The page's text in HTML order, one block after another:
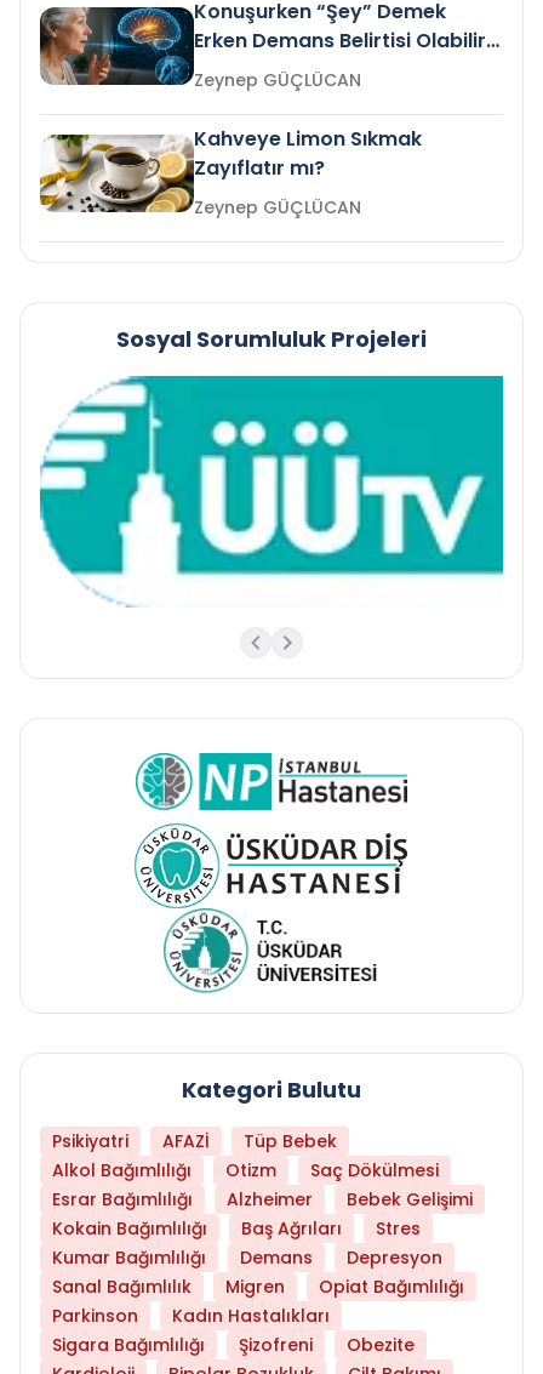
Konuşurken “Şey” Demek
Erken Demans Belirtisi Olabilir
mi?
Zeynep GÜÇLÜCAN
Kahveye Limon Sıkmak
Zayıflatır mı?
Zeynep GÜÇLÜCAN
Sosyal Sorumluluk Projeleri
Kategori Bulutu
Psikiyatri AFAZİ
Tüp Bebek
Alkol Bağımlılığı
Otizm
Saç Dökülmesi
Esrar Bağımlılığı
Alzheimer
Bebek Gelişimi
Kokain Bağımlılığı
Baş Ağrıları
Stres
Kumar Bağımlılığı
Demans
Depresyon
Sanal Bağımlılık
Migren
Opiat Bağımlılığı
Parkinson
Kadın Hastalıkları
Sigara Bağımlılığı
Şizofreni
Obezite